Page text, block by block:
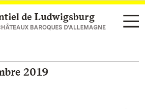
de Ludwigsburg
BAROQUES D’ALLEMAGNE
2019